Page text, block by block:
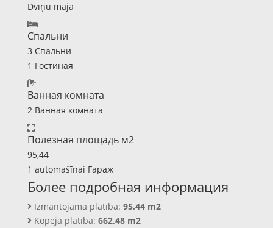
Dvīņu māja
Спальни
3 Спальни
1 Гостиная
Ванная комната
2 Ванная комната
Полезная площадь м2
95,44
1 automašīnai Гараж
Более подробная информация
Izmantojamā platība: 95,44 m2
Kopējā platība: 662,48 m2